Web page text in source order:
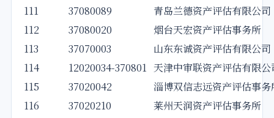
111
37080089
青岛兰德资产评估有限公司
112
37080020
烟台天宏资产评估事务所
113
37070003
山东东诚资产评估有限公司
114
12020034-370801 天津中审联资产评估有限
115
37020042
淄博双信志远资产评估事务
116
37020210
莱州天润资产评估事务所